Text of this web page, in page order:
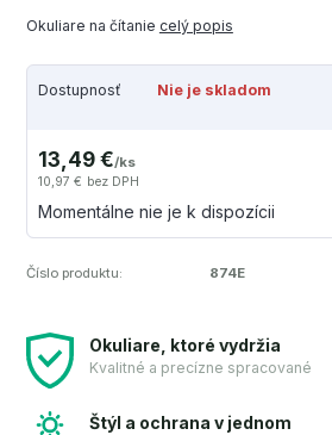
Okuliare na čítanie celý popis
Dostupnosť Nie je skladom
13,49 €/ks
10,97 € bez DPH
Momentálne nie je k dispozícii
Číslo produktu: 874E
Okuliare, ktoré vydržia
Kvalitné a precízne spracované
Štýl a ochrana v jednom